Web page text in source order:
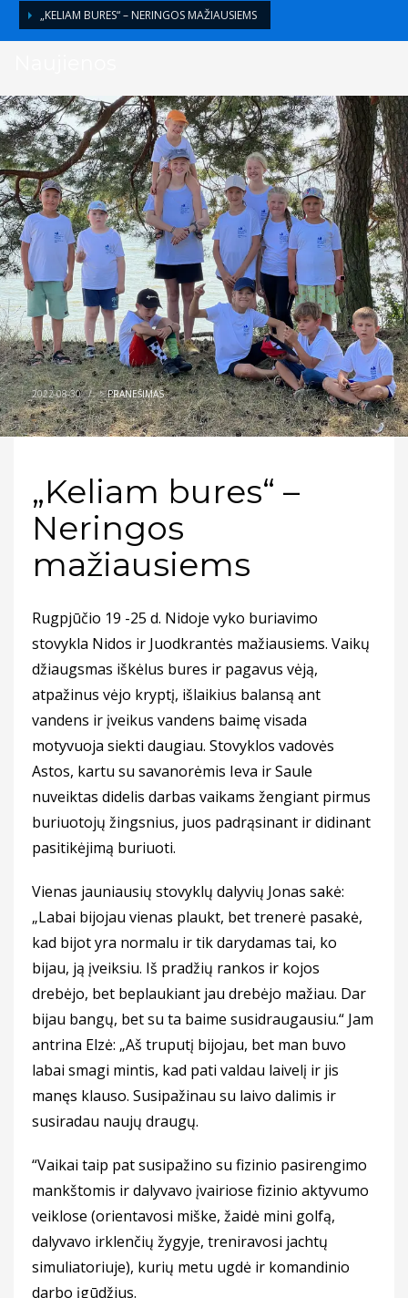
„KELIAM BURES“ – NERINGOS MAŽIAUSIEMS
2022-08-30 / >PRANEŠIMAS
„Keliam bures“ –
Neringos
mažiausiems
Rugpjūčio 19 -25 d. Nidoje vyko buriavimo
stovykla Nidos ir Juodkrantės mažiausiems. Vaikų
džiaugsmas iškėlus bures ir pagavus vėją,
atpažinus vėjo kryptį, išlaikius balansą ant
vandens ir įveikus vandens baimę visada
motyvuoja siekti daugiau. Stovyklos vadovės
Astos, kartu su savanorėmis Ieva ir Saule
nuveiktas didelis darbas vaikams žengiant pirmus
buriuotojų žingsnius, juos padrąsinant ir didinant
pasitikėjimą buriuoti.
Vienas jauniausių stovyklų dalyvių Jonas sakė:
„Labai bijojau vienas plaukt, bet trenerė pasakė,
kad bijot yra normalu ir tik darydamas tai, ko
bijau, ją įveiksiu. Iš pradžių rankos ir kojos
drebėjo, bet beplaukiant jau drebėjo mažiau. Dar
bijau bangų, bet su ta baime susidraugausiu.“ Jam
antrina Elzė: „Aš truputį bijojau, bet man buvo
labai smagi mintis, kad pati valdau laivelį ir jis
manęs klauso. Susipažinau su laivo dalimis ir
susiradau naujų draugų.
“Vaikai taip pat susipažino su fizinio pasirengimo
mankštomis ir dalyvavo įvairiose fizinio aktyvumo
veiklose (orientavosi miške, žaidė mini golfą,
dalyvavo irklenčių žygyje, treniravosi jachtų
simuliatoriuje), kurių metu ugdė ir komandinio
darbo įgūdžius.